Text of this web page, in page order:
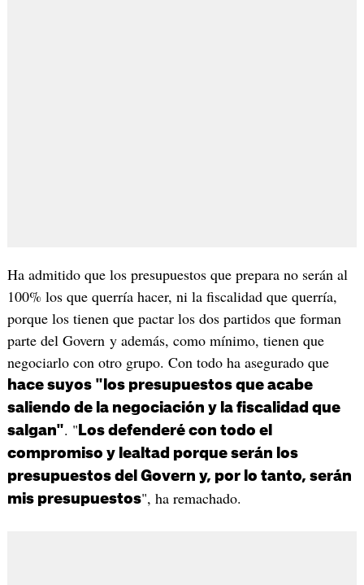
Ha admitido que los presupuestos que prepara no serán al
100% los que querría hacer, ni la fiscalidad que querría,
porque los tienen que pactar los dos partidos que forman
parte del Govern y además, como mínimo, tienen que
negociarlo con otro grupo. Con todo ha asegurado que
hace suyos "los presupuestos que acabe
saliendo de la negociación y la fiscalidad que
salgan". " Los defenderé con todo el
compromiso y lealtad porque serán los
presupuestos del Govern y, por lo tanto, serán
mis presupuestos", ha remachado.